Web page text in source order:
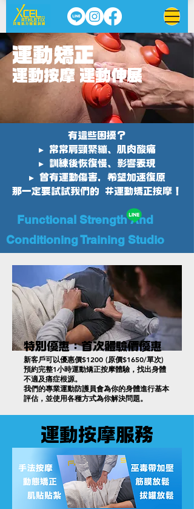
運動矯正
運動按摩 運動伸展
有這些困擾？
▸ 常常肩頸緊繃、肌肉酸痛
▸ 訓練後恢復慢、影響表現
▸ 曾有運動傷害，希望加速復原
那一定要試試我們的 #運動矯正按摩！
Functional Strength And
Conditioning Training Studio
特別優惠：首次體驗價優惠
新客戶可以優惠價$1200 (原價$1650/單次)
預約完整1小時運動矯正按摩體驗，找出身體
不適及痛症根源。
我們的專業運動防護員會為你的身體進行基本
評估，並使用各種方式為你解決問題。
運動按摩服務